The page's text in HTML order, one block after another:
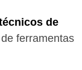
de
ferramentas